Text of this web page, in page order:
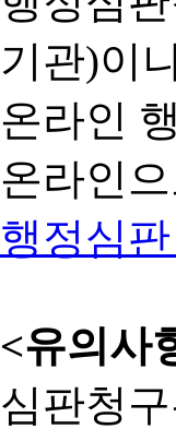
기관)이
온라인
온라인
행정심
<유의사
심판청